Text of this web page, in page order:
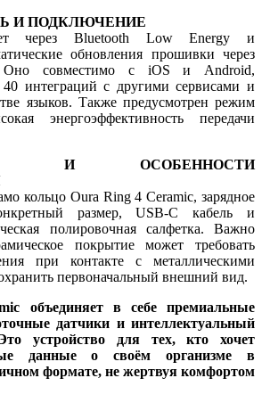
И ПОДКЛЮЧЕНИЕ
через Bluetooth Low Energy и
обновления прошивки через
Оно совместимо с iOS и Android,
40 интеграций с другими сервисами и
языков. Также предусмотрен режим
энергоэффективность передачи
И ОСОБЕННОСТИ
кольцо Oura Ring 4 Ceramic, зарядное
размер, USB-C кабель и
полировочная салфетка. Важно
покрытие может требовать
при контакте с металлическими
первоначальный внешний вид.
объединяет в себе премиальные
датчики и интеллектуальный
устройство для тех, кто хочет
данные о своём организме в
формате, не жертвуя комфортом